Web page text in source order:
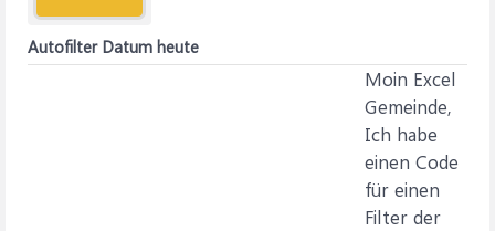
Autofilter Datum heute
Moin Excel
Gemeinde,
Ich habe
einen Code
für einen
Filter der